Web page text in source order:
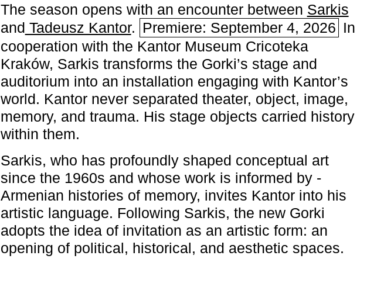
The season opens with an encounter between Sarkis
and Tadeusz Kantor. Premiere: September 4, 2026 In
cooperation with the ­Kantor Museum Cricoteka
Kraków, Sarkis transforms the Gorki’s stage and
auditorium into an installation engaging with Kantor’s
world. Kantor never separated theater, object, image,
memory, and trauma. His stage objects carried history
within them.
Sarkis, who has profoundly shaped conceptual art
since the 1960s and whose work is informed by ­
Armenian histories of memory, invites Kantor into his
artistic language. Following Sarkis, the new Gorki
adopts the idea of invitation as an artistic form: an
opening of political, historical, and aesthetic spaces.